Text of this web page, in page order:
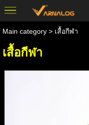
Main category> เสื้อกีฬา
เสื้อกีฬา